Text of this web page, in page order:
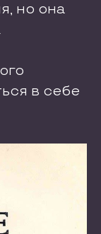
но она
в себе